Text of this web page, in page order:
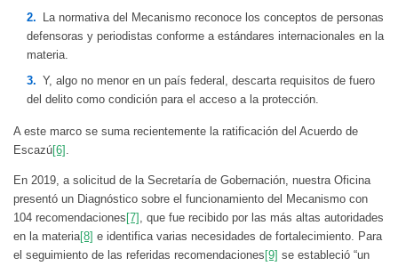
La normativa del Mecanismo reconoce los conceptos de personas
defensoras y periodistas conforme a estándares internacionales en la
materia.
Y, algo no menor en un país federal, descarta requisitos de fuero
del delito como condición para el acceso a la protección.
A este marco se suma recientemente la ratificación del Acuerdo de
Escazú[6]
En 2019, a solicitud de la Secretaría de Gobernación, nuestra Oficina
presentó un Diagnóstico sobre el funcionamiento del Mecanismo con
104 recomendaciones [7] , que fue recibido por las más altas autoridades
en la materia[8] e identifica varias necesidades de fortalecimiento. Para
el seguimiento de las referidas recomendaciones [9] se estableció “un